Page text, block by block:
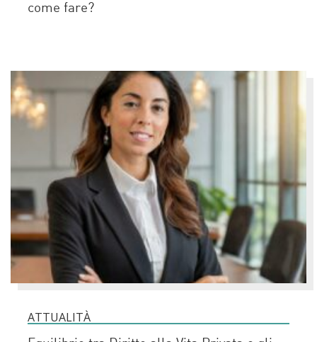
come fare?
ATTUALITÀ